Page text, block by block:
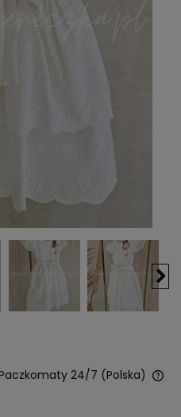
24/7 (Polska)
kosztów płatności